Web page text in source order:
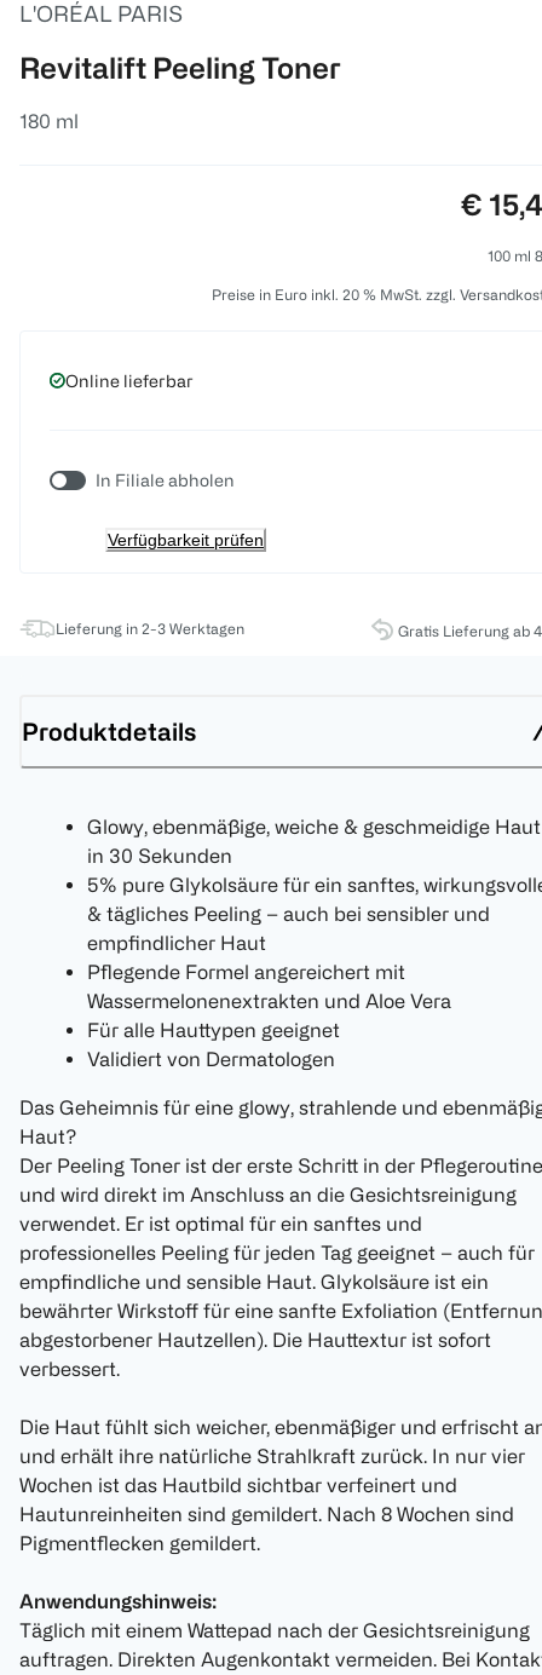
L'ORÉAL PARIS
Revitalift Peeling Toner
180 ml
Preis:
€
100 ml
Preise in Euro inkl. 20 % MwSt. zzgl.
Online lieferbar
In Filiale abholen
Verfügbarkeit prüfen
Lieferung in 2-3 Werktagen Gratis Lieferung ab
Produktdetails
Glowy, ebenmäßige, weiche & geschmeidige Haut
in 30 Sekunden
5% pure Glykolsäure für ein sanftes,
& tägliches Peeling – auch bei sensibler und
empfindlicher Haut
Pflegende Formel angereichert mit
Wassermelonenextrakten und Aloe Vera
Für alle Hauttypen geeignet
Validiert von Dermatologen
Das Geheimnis für eine glowy, strahlende und
Haut?
Der Peeling Toner ist der erste Schritt in der Pflegeroutine
und wird direkt im Anschluss an die Gesichtsreinigung
verwendet. Er ist optimal für ein sanftes und
professionelles Peeling für jeden Tag geeignet – auch für
empfindliche und sensible Haut. Glykolsäure ist ein
bewährter Wirkstoff für eine sanfte Exfoliation
abgestorbener Hautzellen). Die Hauttextur ist sofort
verbessert.
Die Haut fühlt sich weicher, ebenmäßiger und erfrischt
und erhält ihre natürliche Strahlkraft zurück. In nur vier
Wochen ist das Hautbild sichtbar verfeinert und
Hautunreinheiten sind gemildert. Nach 8 Wochen sind
Pigmentflecken gemildert.
Anwendungshinweis:
Täglich mit einem Wattepad nach der Gesichtsreinigung
auftragen. Direkten Augenkontakt vermeiden. Bei